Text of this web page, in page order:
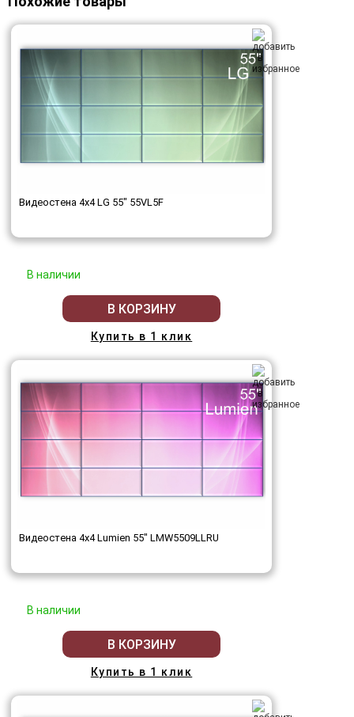
Видеостена 4x4 LG 55" 55VL5F
В наличии
В КОРЗИНУ
Купить в 1 клик
Видеостена 4x4 Lumien 55" LMW5509LLRU
В наличии
В КОРЗИНУ
Купить в 1 клик